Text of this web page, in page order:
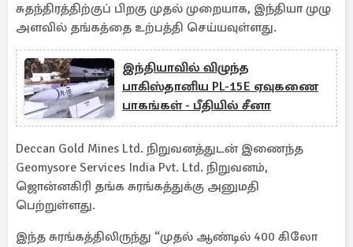
சுதந்திரத்திற்குப் பிறகு முதல் முறையாக, இந்தியா முழு
அளவில் தங்கத்தை உற்பத்தி செய்யவுள்ளது.
இந்தியாவில் விழுந்த
பாகிஸ்தானிய PL-15E ஏவுகணை
பாகங்கள் - பீதியில் சீனா
Deccan Gold Mines Ltd. நிறுவனத்துடன் இணைந்த
Geomysore Services India Pvt. Ltd. நிறுவனம்,
ஜொன்னகிரி தங்க சுரங்கத்துக்கு அனுமதி
பெற்றுள்ளது.
இந்த சுரங்கத்திலிருந்து “முதல் ஆண்டில் 400 கிலோ